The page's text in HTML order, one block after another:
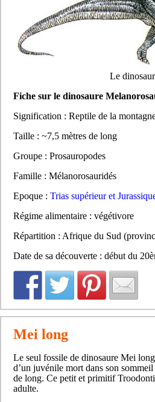
Le
Fiche sur le dinosaure
Signification : Reptile de la
Taille : ~7,5 mètres de long
Groupe : Prosauropodes
Famille : Mélanorosauridés
Epoque : Trias supérieur et
Régime alimentaire : végétivore
Répartition : Afrique du Sud
Date de sa découverte : début du
Mei long
Le seul fossile de dinosaure Mei
d’un juvénile mort dans son
de long. Ce petit et primitif
adulte.